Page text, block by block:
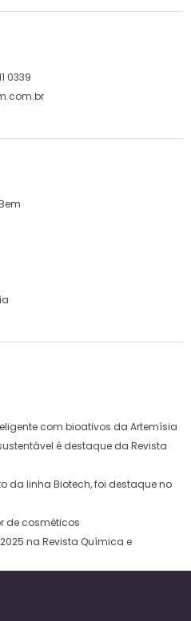
0339
com bioativos da Artemísia
é destaque da Revista
da linha Biotech, foi destaque no
de cosméticos
na Revista Química e